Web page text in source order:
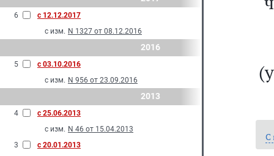
6
с 12.12.2017
с изм. N 1327 от 08.12.2016
2016
5
с 03.10.2016
с изм. N 956 от 23.09.2016
2013
4
с 25.06.2013
с изм. N 46 от 15.04.2013
3
с 20.01.2013
С